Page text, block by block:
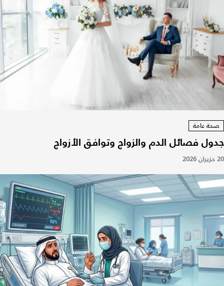
صحة عامة
جدول فصائل الدم والزواج وتوافق الأزواج
20 حزيران 2026